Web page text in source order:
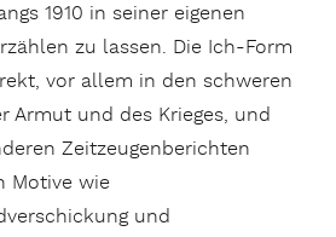
1910 in seiner eigenen
zu lassen. Die Ich-Form
vor allem in den schweren
Armut und des Krieges, und
Zeitzeugenberichten
Motive wie
und